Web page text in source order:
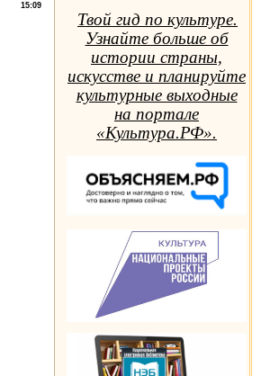
15:09
Твой гид по культуре.
Узнайте больше об
истории страны,
искусстве и планируйте
культурные выходные
на портале
«Культура.РФ».